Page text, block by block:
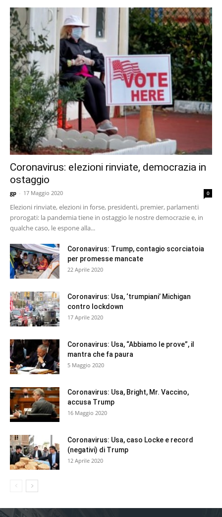
Coronavirus: elezioni rinviate, democrazia in
ostaggio
gp - 17 Maggio 2020 0
Elezioni rinviate, elezioni in forse, presidenti, premier, parlamenti
prorogati: la pandemia tiene in ostaggio le nostre democrazie e, in
qualche caso, le espone alla...
Coronavirus: Trump, contagio scorciatoia
per promesse mancate
22 Aprile 2020
Coronavirus: Usa, ‘trumpiani’ Michigan
contro lockdown
17 Aprile 2020
Coronavirus: Usa, “Abbiamo le prove”, il
mantra che fa paura
5 Maggio 2020
Coronavirus: Usa, Bright, Mr. Vaccino,
accusa Trump
16 Maggio 2020
Coronavirus: Usa, caso Locke e record
(negativi) di Trump
12 Aprile 2020